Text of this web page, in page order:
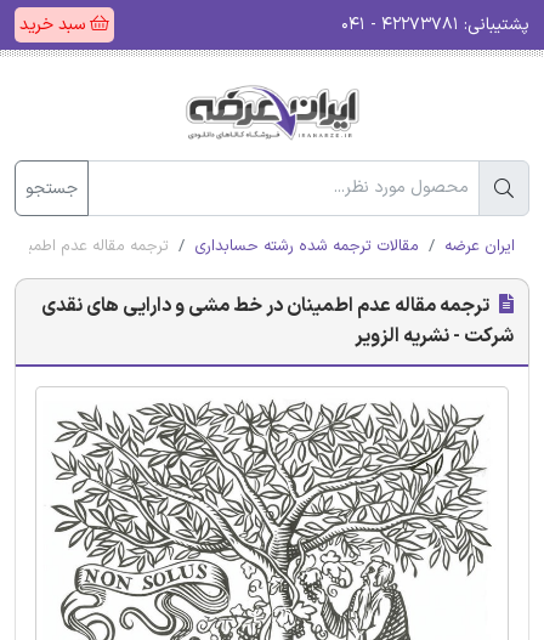
پشتیبانی: سبد خرید
جستجو
ایران عرضه مقالات ترجمه شده رشته حسابداری ترجمه مقاله عدم
ترجمه مقاله عدم اطمینان در خط مشی و دارایی های نقدی
شرکت - نشریه الزویر